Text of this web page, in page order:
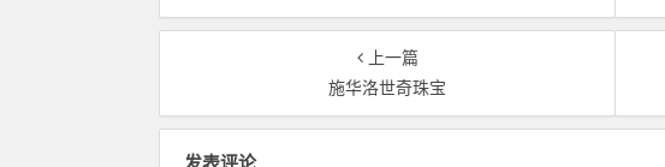
上一篇
施华洛世奇珠宝
发表评论